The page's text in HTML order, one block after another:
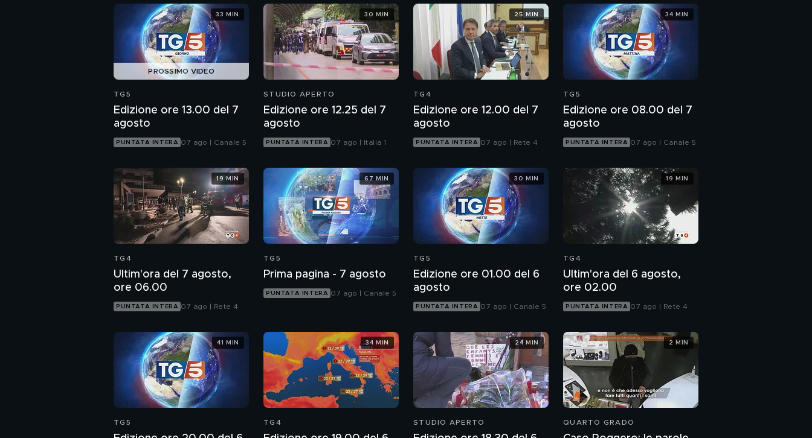
PROSSIMO VIDEO
TG5
Edizione ore 13.00 del 7
agosto
PUNTATA INTERA 07 ago | Canale 5
33 MIN
STUDIO APERTO
Edizione ore 12.25 del 7
agosto
PUNTATA INTERA 07 ago | Italia 1
30 MIN
TG4
Edizione ore 12.00 del 7
agosto
PUNTATA INTERA 07 ago | Rete 4
25 MIN
TG5
Edizione ore 08.00 del 7
agosto
PUNTATA INTERA 07 ago | Canale 5
34 MIN
TG4
Ultim'ora del 7 agosto,
ore 06.00
PUNTATA INTERA 07 ago | Rete 4
19 MIN
TG5
Prima pagina - 7 agosto
PUNTATA INTERA 07 ago | Canale 5
67 MIN
TG5
Edizione ore 01.00 del 6
agosto
PUNTATA INTERA 07 ago | Canale 5
30 MIN
TG4
Ultim'ora del 6 agosto,
ore 02.00
PUNTATA INTERA 07 ago | Rete 4
19 MIN
TG5
41 MIN
TG4
34 MIN
STUDIO APERTO
24 MIN
QUARTO GRADO
2 MIN